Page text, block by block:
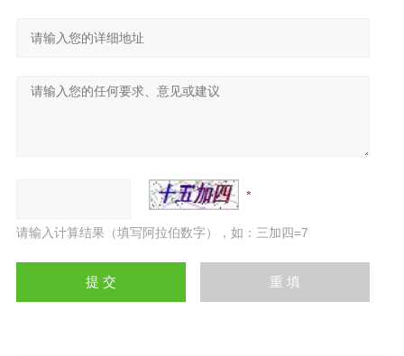
请输入计算结果（填写阿拉伯数字），如：三加四=7